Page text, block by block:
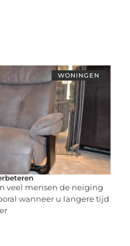
WONINGEN
veel mensen de neiging
wanneer u langere tijd